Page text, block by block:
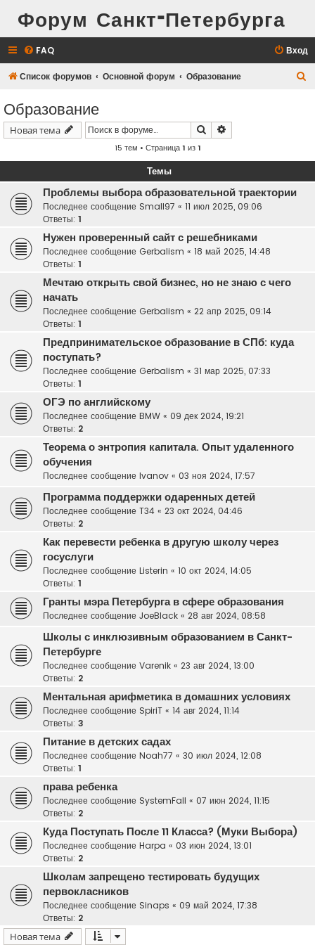
Форум Санкт-Петербурга
FAQ Вход
Список форумов Основной форум Образование
Образование
Новая тема Поиск
15 тем • Страница1 из1
Темы
Проблемы выбора образовательной траектории
Последнее сообщение Small97 « 11 июл 2025, 09:06
Ответы: 1
Нужен проверенный сайт с решебниками
Последнее сообщение Gerbalism « 18 май 2025, 14:48
Ответы: 1
Мечтаю открыть свой бизнес, но не знаю с чего
начать
Последнее сообщение Gerbalism « 22 апр 2025, 09:14
Ответы: 1
Предпринимательское образование в СПб: куда
поступать?
Последнее сообщение Gerbalism « 31 мар 2025, 07:33
Ответы: 1
ОГЭ по английскому
Последнее сообщение BMW « 09 дек 2024, 19:21
Ответы: 2
Теорема о энтропия капитала. Опыт удаленного
обучения
Последнее сообщение Ivanov « 03 ноя 2024, 17:57
Программа поддержки одаренных детей
Последнее сообщение T34 « 23 окт 2024, 04:46
Ответы: 2
Как перевести ребенка в другую школу через
госуслуги
Последнее сообщение Listerin « 10 окт 2024, 14:05
Ответы: 1
Гранты мэра Петербурга в сфере образования
Последнее сообщение JoeBlack « 28 авг 2024, 08:58
Школы с инклюзивным образованием в Санкт-
Петербурге
Последнее сообщение Varenik « 23 авг 2024, 13:00
Ответы: 2
Ментальная арифметика в домашних условиях
Последнее сообщение SpiriT « 14 авг 2024, 11:14
Ответы: 3
Питание в детских садах
Последнее сообщение Noah77 « 30 июл 2024, 12:08
Ответы: 1
права ребенка
Последнее сообщение SystemFall « 07 июн 2024, 11:15
Ответы: 2
Куда Поступать После 11 Класса? (Муки Выбора)
Последнее сообщение Harpa « 03 июн 2024, 13:01
Ответы: 2
Школам запрещено тестировать будущих
первокласников
Последнее сообщение Sinaps « 09 май 2024, 17:38
Ответы: 2
Новая тема